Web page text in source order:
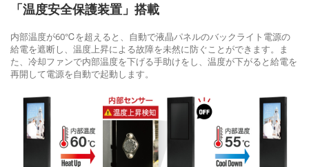
「温度安全保護装置」搭載
内部温度が60℃を超えると、自動で液晶パネルのバックライト電源の
給電を遮断し、温度上昇による故障を未然に防ぐことができます。ま
た、冷却ファンで内部温度を下げる手助けをし、温度が下がると給電を
再開して電源を自動で起動します。